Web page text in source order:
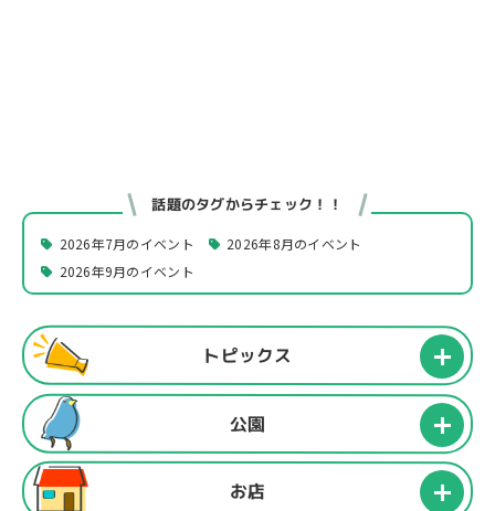
話題のタグからチェック！！
2026年7月のイベント
2026年8月のイベント
2026年9月のイベント
トピックス
公園
お店